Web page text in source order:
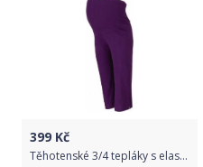
399 Kč
Těhotenské 3/4 tepláky s elastickým pásem - fialové, Velikosti těh. moda M (38)